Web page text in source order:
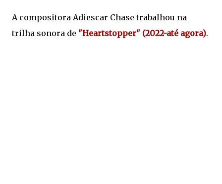
A compositora Adiescar Chase trabalhou na
trilha sonora de "Heartstopper" (2022-até agora).